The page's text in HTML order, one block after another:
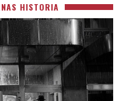
HISTORIA